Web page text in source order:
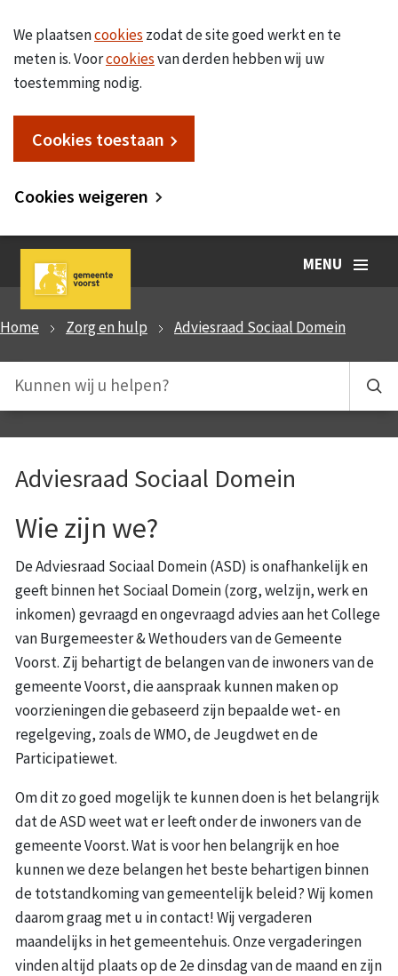
We plaatsencookies zodat de site goed werkt en te
meten is. Voorcookiesvan derden hebben wij uw
toestemming nodig.
Cookies toestaan
Cookies weigeren
MENU
Home Zorg en hulp Adviesraad Sociaal Domein
Adviesraad Sociaal Domein
Wie zijn we?
De Adviesraad Sociaal Domein (ASD) is onafhankelijk en
geeft binnen het Sociaal Domein (zorg, welzijn, werk en
inkomen) gevraagd en ongevraagd advies aan het College
van Burgemeester & Wethouders van de Gemeente
Voorst. Zij behartigt de belangen van de inwoners van de
gemeente Voorst, die aanspraak kunnen maken op
voorzieningen die gebaseerd zijn bepaalde wet- en
regelgeving, zoals de WMO, de Jeugdwet en de
Participatiewet.
Om dit zo goed mogelijk te kunnen doen is het belangrijk
dat de ASD weet wat er leeft onder de inwoners van de
gemeente Voorst. Wat is voor hen belangrijk en hoe
kunnen we deze belangen het beste behartigen binnen
de totstandkoming van gemeentelijk beleid? Wij komen
daarom graag met u in contact! Wij vergaderen
maandelijks in het gemeentehuis. Onze vergaderingen
vinden altijd plaats op de 2e dinsdag van de maand en zijn